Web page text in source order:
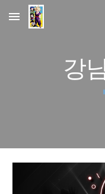
Skip to main content
강